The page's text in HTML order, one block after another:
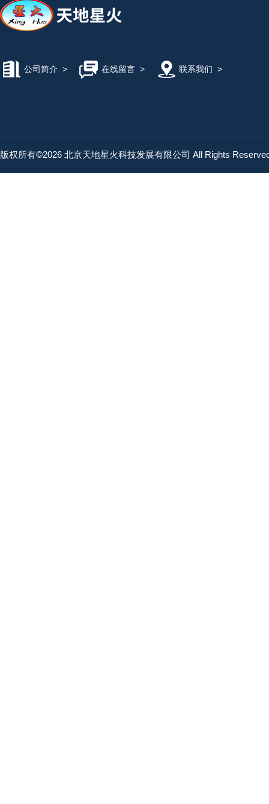
公司简介 > 在线留言> 联系我们 >
版权所有©2026 北京天地星火科技发展有限公司 All Rights